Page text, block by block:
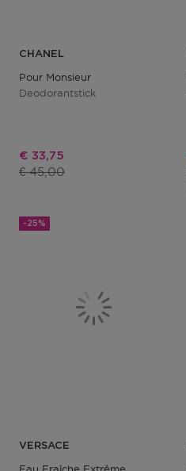
CHANEL
Pour Monsieur
Deodorantstick
Kortingsprijs
€ 33,75
Productprijs
€ 45,00
-25%
VERSACE